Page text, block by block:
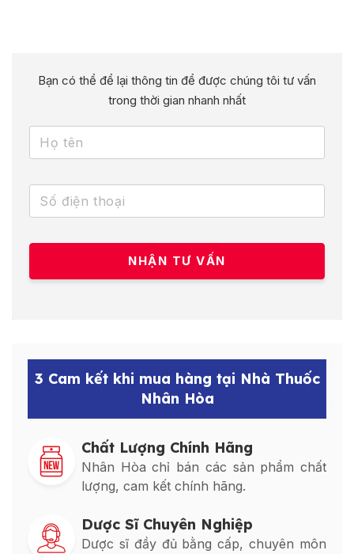
Bạn có thể để lại thông tin để được chúng tôi tư vấn
trong thời gian nhanh nhất
3 Cam kết khi mua hàng tại Nhà Thuốc
Nhân Hòa
Chất Lượng Chính Hãng
Nhân Hòa chỉ bán các sản phẩm chất
lượng, cam kết chính hãng.
Dược Sĩ Chuyên Nghiệp
Dược sĩ đầy đủ bằng cấp, chuyên môn